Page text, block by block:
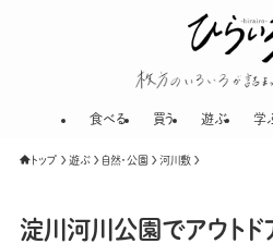
食べる 買う 遊ぶ 学
トップ 遊ぶ 自然・公園 河川敷
淀川河川公園でアウトド